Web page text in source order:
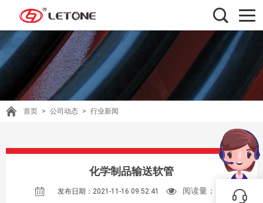
首页 > 公司动态 > 行业新闻
化学制品输送软管
发布日期：2021-11-16 09:52:41 阅读量：